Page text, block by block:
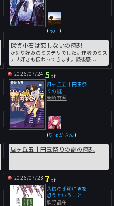
(egut)
探偵小石は恋しないの感想
かなり好みのミステリでした。作者のミス
テリ好きも伝わってきます。読後感...
2026/07/24 5 pt
( りゅかさん)
風ヶ丘五十円玉祭りの謎の感想
風ヶ丘五十円玉祭
りの謎
青崎有吾
2026/07/23 7 pt
葉桜の季節に君を
想うということ
歌野晶午